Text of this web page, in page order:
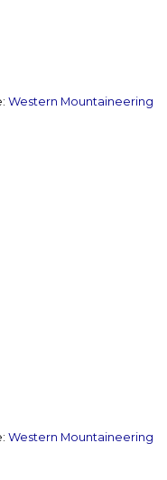
Western Mountaineering
Western Mountaineering